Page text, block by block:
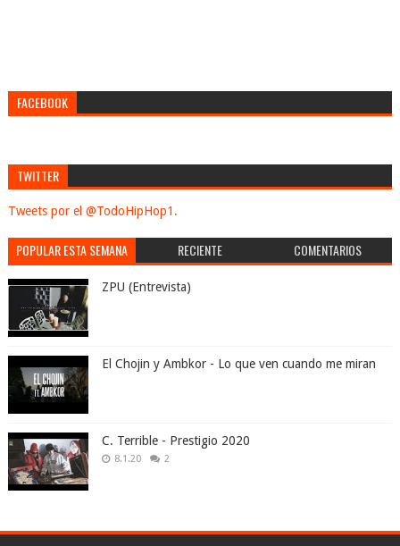
FACEBOOK
TWITTER
Tweets por el @TodoHipHop1.
POPULAR ESTA SEMANA RECIENTE COMENTARIOS
ZPU (Entrevista)
El Chojin y Ambkor - Lo que ven cuando me miran
C. Terrible - Prestigio 2020
8.1.20 2